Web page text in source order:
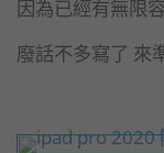
因為已經有無限
廢話不多寫了 來